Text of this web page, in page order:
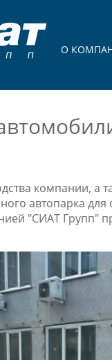
О
компании, а
автопарка
"СИАТ Групп"